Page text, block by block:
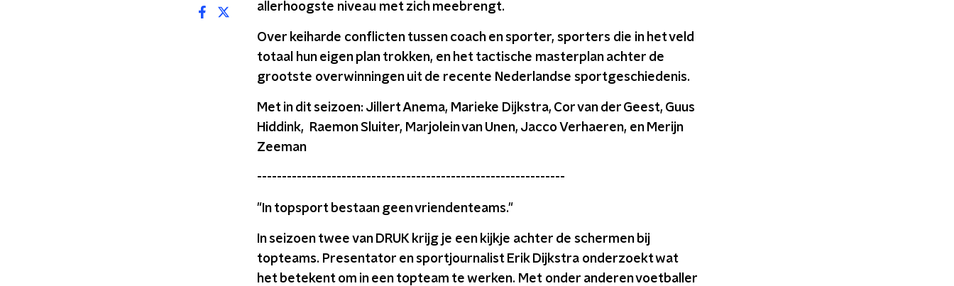
allerhoogste niveau met zich meebrengt.
Over keiharde conflicten tussen coach en sporter, sporters die in het veld
totaal hun eigen plan trokken, en het tactische masterplan achter de
grootste overwinningen uit de recente Nederlandse sportgeschiedenis.
Met in dit seizoen: Jillert Anema, Marieke Dijkstra, Cor van der Geest, Guus
Hiddink, Raemon Sluiter, Marjolein van Unen, Jacco Verhaeren, en Merijn
Zeeman
--------------------------------------------------------------
"In topsport bestaan geen vriendenteams."
In seizoen twee van DRUK krijg je een kijkje achter de schermen bij
topteams. Presentator en sportjournalist Erik Dijkstra onderzoekt wat
het betekent om in een topteam te werken. Met onder anderen voetballer